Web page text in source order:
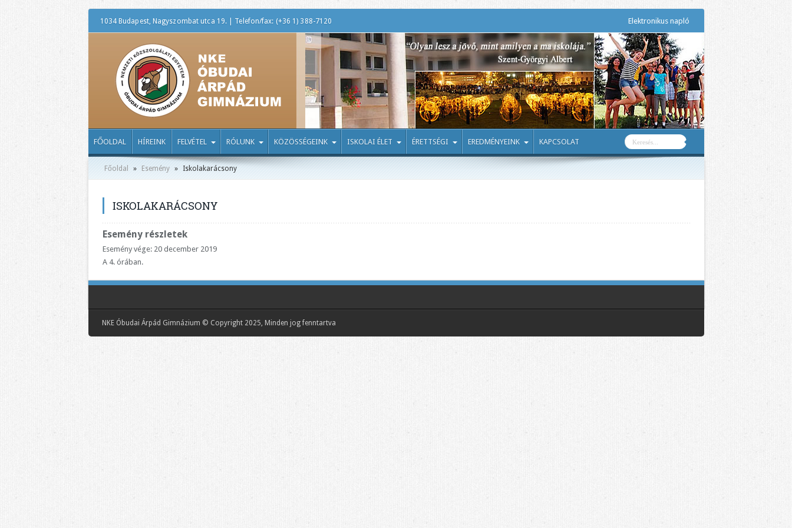
1034 Budapest, Nagyszombat utca 19. | Telefon/fax: (+36 1) 388-7120 Elektronikus napló
FŐOLDAL HÍREINK FELVÉTEL RÓLUNK KÖZÖSSÉGEINK ISKOLAI ÉLET ÉRETTSÉGI EREDMÉNYEINK KAPCSOLAT
Főoldal » Esemény » Iskolakarácsony
ISKOLAKARÁCSONY
Esemény részletek
Esemény vége: 20 december 2019
A 4. órában.
NKE Óbudai Árpád Gimnázium © Copyright 2025, Minden jog fenntartva